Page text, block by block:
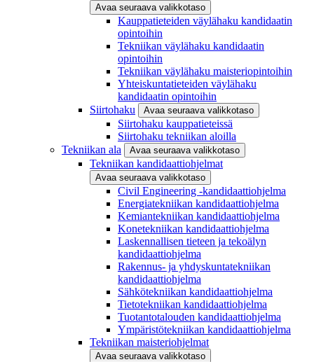
Avaa seuraava valikkotaso
Kauppatieteiden väylähaku kandidaatin
opintoihin
Tekniikan väylähaku kandidaatin
opintoihin
Tekniikan väylähaku maisteriopintoihin
Yhteiskuntatieteiden väylähaku
kandidaatin opintoihin
Siirtohaku
Avaa seuraava valikkotaso
Siirtohaku kauppatieteissä
Siirtohaku tekniikan aloilla
Tekniikan ala
Avaa seuraava valikkotaso
Tekniikan kandidaattiohjelmat
Avaa seuraava valikkotaso
Civil Engineering -kandidaattiohjelma
Energiatekniikan kandidaattiohjelma
Kemiantekniikan kandidaattiohjelma
Konetekniikan kandidaattiohjelma
Laskennallisen tieteen ja tekoälyn
kandidaattiohjelma
Rakennus- ja yhdyskuntatekniikan
kandidaattiohjelma
Sähkötekniikan kandidaattiohjelma
Tietotekniikan kandidaattiohjelma
Tuotantotalouden kandidaattiohjelma
Ympäristötekniikan kandidaattiohjelma
Tekniikan maisteriohjelmat
Avaa seuraava valikkotaso